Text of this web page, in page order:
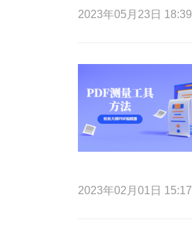
2023年05月23日 18:39
2023年02月01日 15:17